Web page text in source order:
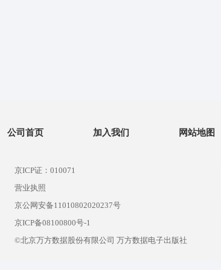
公司首页 加入我们 网站地图
京ICP证：010071
营业执照
京公网安备11010802020237号
京ICP备08100800号-1
©北京万方数据股份有限公司 万方数据电子出版社